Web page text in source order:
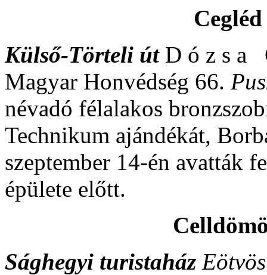
Cegléd
Külső-Törteli útD ó z s a
Magyar Honvédség 66.
névadó félalakos
Technikum ajándékát,
szeptember 14-én avatták
épülete előtt.
Sághegyi turistaház